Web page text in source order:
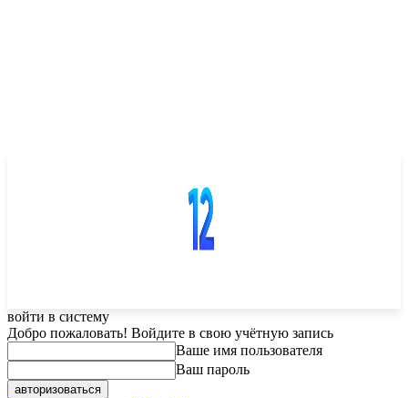
войти в систему
Добро пожаловать! Войдите в свою учётную запись
Ваше имя пользователя
Ваш пароль